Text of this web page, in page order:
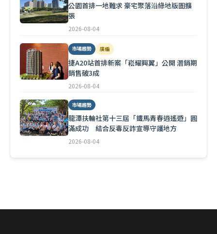
公園首排一地難求 豪宅聚落沿綠地版圖擴
張
2026-08-04
市場趨勢 廣編
捷A20站首排新案「崧耀興翼」公開 潛銷期
銷售破3成
2026-08-04
市場趨勢
龍潭扶輪社第十三屆「鐵馬青春逍遙遊」圓
滿成功 結合反毒反詐宣導守護地方
2026-08-04